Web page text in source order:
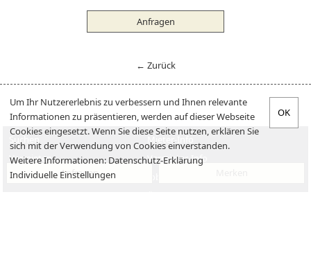
Anfragen
Anfragen
← Zurück
Vermieten
Vermieter-Info
Verkaufen
Um Ihr Nutzererlebnis zu verbessern und Ihnen relevante
Informationen zu präsentieren, werden auf dieser Webseite
Cookies eingesetzt. Wenn Sie diese Seite nutzen, erklären Sie
sich mit der Verwendung von Cookies einverstanden.
Weitere Informationen: Datenschutz-Erklärung
Individuelle Einstellungen